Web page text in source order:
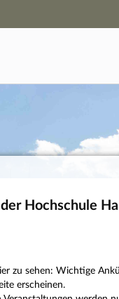
Hochschule
zu sehen: Wichtige
erscheinen.